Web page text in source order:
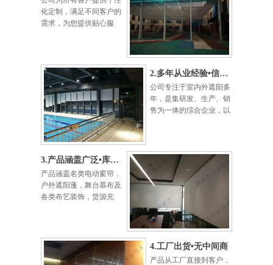
化定制，满足不同客户的
需求，为您提供贴心服
2.多年从业经验•信誉第一
公司专注于室内外遮阳多
年，是集研发、生产、销
售为一体的综合企业，以
3.产品涵盖广泛•库存充足
产品涵盖名类电动窗帘，
户外遮阳蓬，舞台慕布及
各类布艺装饰，货源充
4.工厂出货•无中间商
产品从工厂直接到客户，